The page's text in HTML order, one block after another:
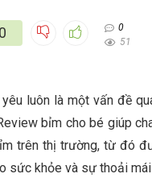
0
0
51
luôn là một vấn đề
bỉm cho bé giúp
trên thị trường, từ đó
sức khỏe và sự thoải